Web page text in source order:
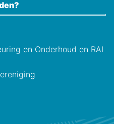
en Onderhoud en RAI